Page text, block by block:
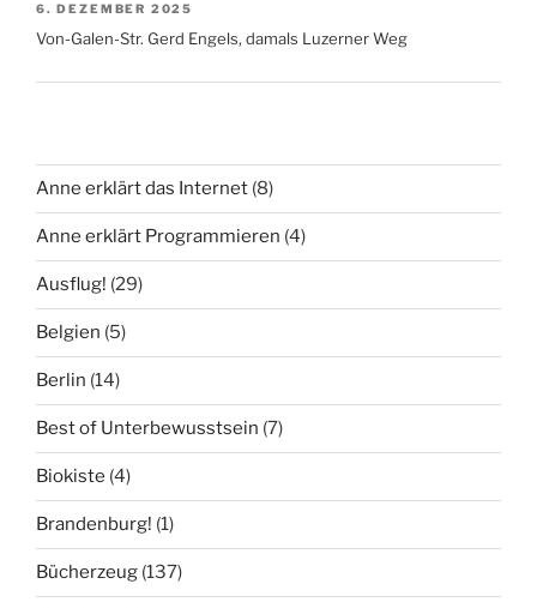
6. DEZEMBER 2025
Von-Galen-Str. Gerd Engels, damals Luzerner Weg
Anne erklärt das Internet (8)
Anne erklärt Programmieren (4)
Ausflug! (29)
Belgien (5)
Berlin (14)
Best of Unterbewusstsein (7)
Biokiste (4)
Brandenburg! (1)
Bücherzeug (137)